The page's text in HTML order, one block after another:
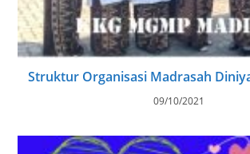
Struktur Organisasi Madrasah
09/10/2021